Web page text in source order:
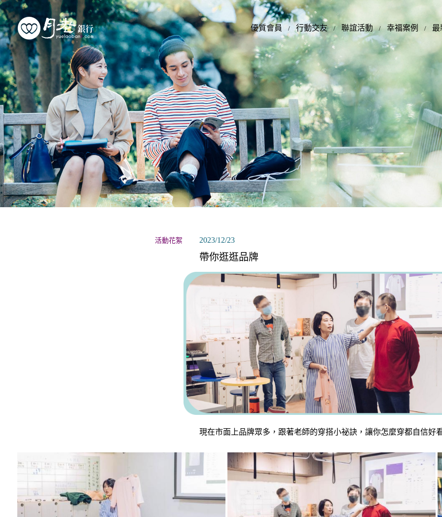
優質會員 行動交友 聯誼活動 幸福案例 最
優質會員
行動交友
聯誼活動
幸福案例
最新動態
活動花絮
許願天燈
活動花絮 2023/12/23
帶你逛逛品牌
現在市面上品牌眾多，跟著老師的穿搭小祕訣，讓你怎麼穿都自信好